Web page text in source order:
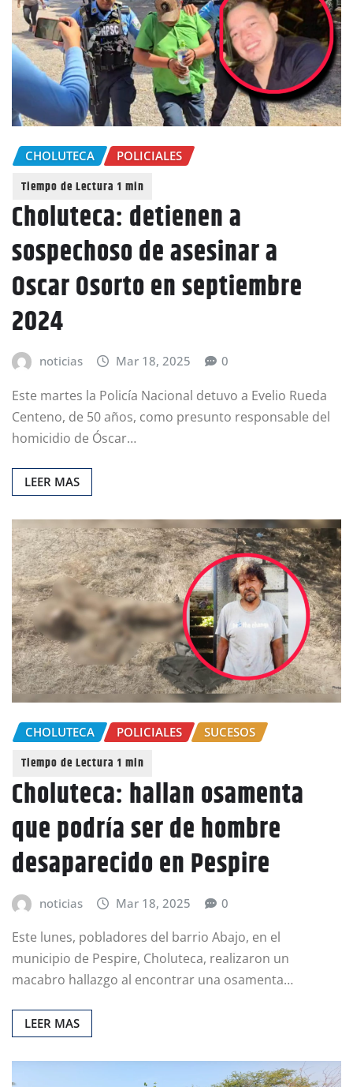
CHOLUTECA POLICIALES
Choluteca: detienen a
sospechoso de asesinar a
Oscar Osorto en septiembre
2024
noticias Mar 18, 2025 0
Este martes la Policía Nacional detuvo a Evelio Rueda
Centeno, de 50 años, como presunto responsable del
homicidio de Óscar…
LEER MAS
CHOLUTECA POLICIALES SUCESOS
Choluteca: hallan osamenta
que podría ser de hombre
desaparecido en Pespire
noticias Mar 18, 2025 0
Este lunes, pobladores del barrio Abajo, en el
municipio de Pespire, Choluteca, realizaron un
macabro hallazgo al encontrar una osamenta…
LEER MAS